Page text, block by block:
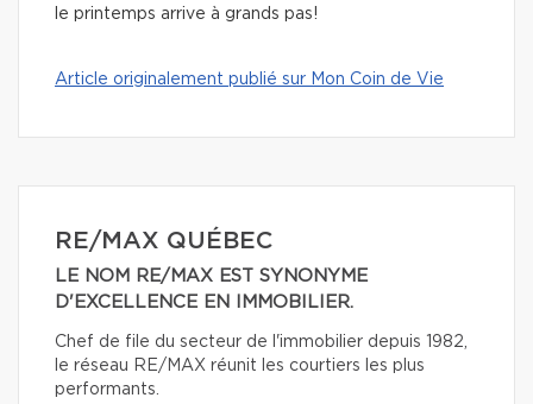
le printemps arrive à grands pas!
Article originalement publié sur Mon Coin de Vie
RE/MAX QUÉBEC
LE NOM RE/MAX EST SYNONYME
D'EXCELLENCE EN IMMOBILIER.
Chef de file du secteur de l'immobilier depuis 1982,
le réseau RE/MAX réunit les courtiers les plus
performants.